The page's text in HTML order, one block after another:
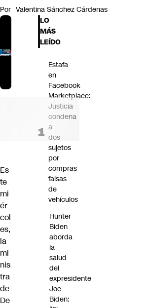
Por Valentina Sánchez Cárdenas
Es
te
mi
ér
col
es,
la
mi
nis
tra
de
De
LO
MÁS
LEÍDO
Estafa
en
Facebook
Marketplace:
Justicia
condena
a
dos
sujetos
por
compras
falsas
de
vehículos
Hunter
Biden
aborda
la
salud
del
expresidente
Joe
Biden: